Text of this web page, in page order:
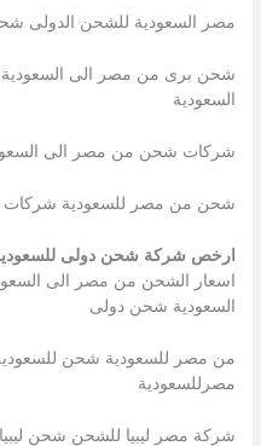
مصر السعودية للشحن الدولى
شحن برى من مصر الى
السعودية
شركات شحن من مصر الى
شحن من مصر للسعودية شركات
ارخص شركة شحن دولى
اسعار الشحن من مصر الى
السعودية شحن دولى
من مصر للسعودية شحن
مصرللسعودية
شركة مصر ليبيا للشحن شحن